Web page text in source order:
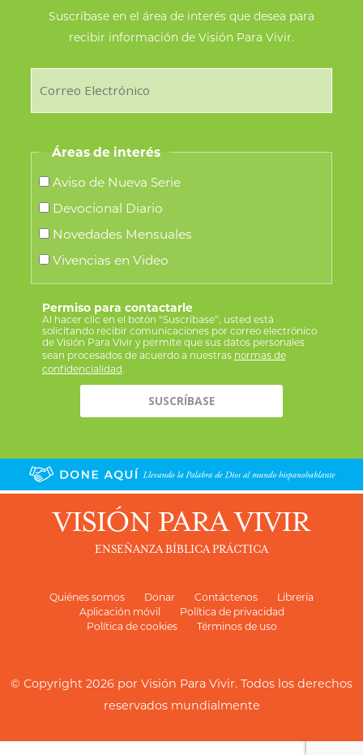
Suscríbase en el área de interés que desea para
recibir información de Visión Para Vivir.
Áreas de interés
Aviso de Nueva Serie
Devocional Diario
Novedades Mensuales
Vivencias en Video
Permiso para contactarle
Al hacer clic en el botón “Suscríbase”, usted está
solicitando recibir comunicaciones por correo electrónico
de Visión Para Vivir y permite que sus datos personales
sean procesados de acuerdo a nuestras normas de
confidencialidad.
VISIÓN PARA VIVIR
ENSEÑANZA BÍBLICA PRÁCTICA
Quiénes somos Donar Contáctenos
Librería
Aplicación móvil
Política de privacidad
Política de cookies
Términos de uso
© Copyright 2026 por Visión Para Vivir. Todos los derechos
reservados mundialmente